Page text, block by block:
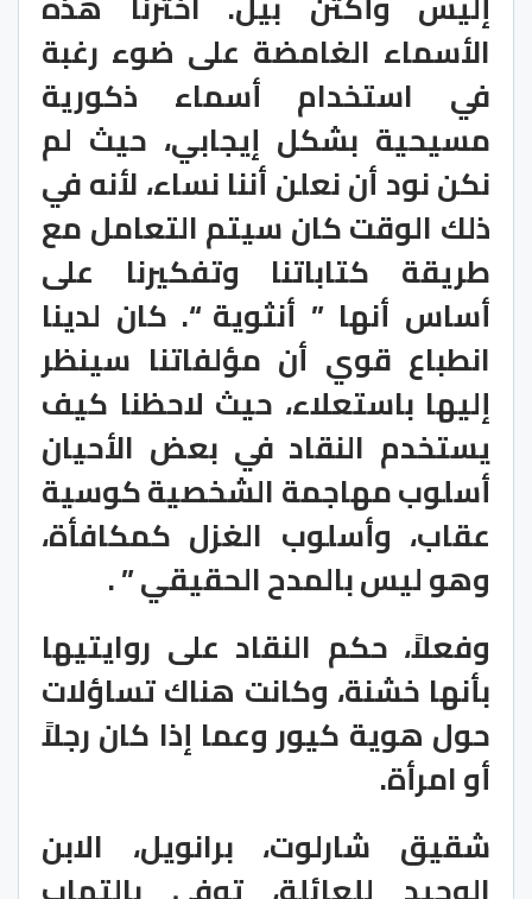
الأسماء الغامضة على ضوء رغبة
في استخدام أسماء ذكورية
مسيحية بشكل إيجابي، حيث لم
نكن نود أن نعلن أننا نساء، لأنه في
ذلك الوقت كان سيتم التعامل مع
طريقة كتاباتنا وتفكيرنا على
أساس أنها ” أنثوية “. كان لدينا
انطباع قوي أن مؤلفاتنا سينظر
إليها باستعلاء، حيث لاحظنا كيف
يستخدم النقاد في بعض الأحيان
أسلوب مهاجمة الشخصية كوسية
عقاب، وأسلوب الغزل كمكافأة،
وهو ليس بالمدح الحقيقي ” .
وفعلاً، حكم النقاد على روايتيها
بأنها خشنة، وكانت هناك تساؤلات
حول هوية كيور وعما إذا كان رجلاً
أو امرأة.
شقيق شارلوت، برانويل، الابن